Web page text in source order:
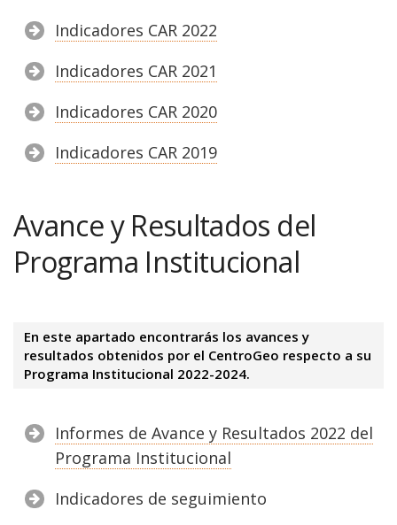
Indicadores CAR 2022
Indicadores CAR 2021
Indicadores CAR 2020
Indicadores CAR 2019
Avance y Resultados del
Programa Institucional
En este apartado encontrarás los avances y
resultados obtenidos por el CentroGeo respecto a su
Programa Institucional 2022-2024.
Informes de Avance y Resultados 2022 del
Programa Institucional
Indicadores de seguimiento